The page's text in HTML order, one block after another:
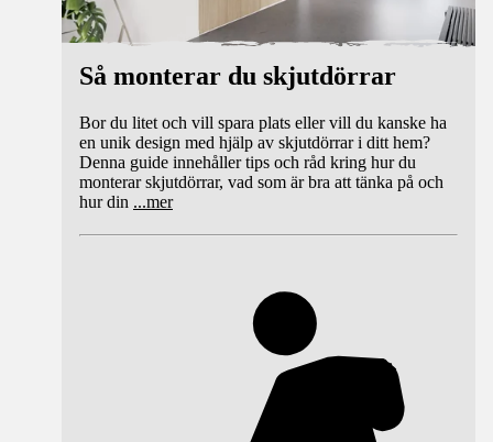
Så monterar du skjutdörrar
Bor du litet och vill spara plats eller vill du kanske ha
en unik design med hjälp av skjutdörrar i ditt hem?
Denna guide innehåller tips och råd kring hur du
monterar skjutdörrar, vad som är bra att tänka på och
hur din ...mer